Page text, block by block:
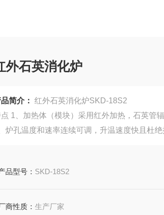
外石英消化炉
简介： 红外石英消化炉SKD-18S2
1、加热体（模块）采用红外加热，石英管
炉孔温度和速率连续可调，升温速度快且杜
品型号： SKD-18S2
商性质： 生产厂家